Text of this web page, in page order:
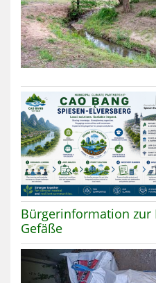
Mehr zum Thema:
Bürgerinformation zur
Gefäße